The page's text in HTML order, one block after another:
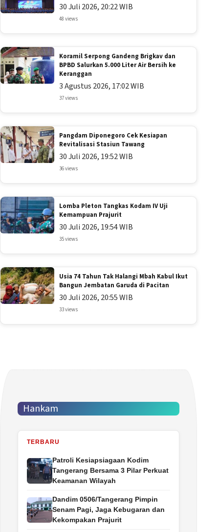
30 Juli 2026, 20:22 WIB
48 views
Koramil Serpong Gandeng Brigkav dan
BPBD Salurkan 5.000 Liter Air Bersih ke
Keranggan
3 Agustus 2026, 17:02 WIB
37 views
Pangdam Diponegoro Cek Kesiapan
Revitalisasi Stasiun Tawang
30 Juli 2026, 19:52 WIB
36 views
Lomba Pleton Tangkas Kodam IV Uji
Kemampuan Prajurit
30 Juli 2026, 19:54 WIB
35 views
Usia 74 Tahun Tak Halangi Mbah Kabul Ikut
Bangun Jembatan Garuda di Pacitan
30 Juli 2026, 20:55 WIB
33 views
Hankam
TERBARU
Patroli Kesiapsiagaan Kodim
Tangerang Bersama 3 Pilar Perkuat
Keamanan Wilayah
Dandim 0506/Tangerang Pimpin
Senam Pagi, Jaga Kebugaran dan
Kekompakan Prajurit